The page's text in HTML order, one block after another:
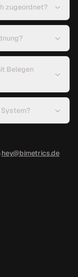
zugeordnet?
Belegen
hey@bimetrics.de